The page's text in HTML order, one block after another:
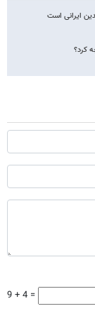
ایرانی است
کرد؟
9 + 4 =